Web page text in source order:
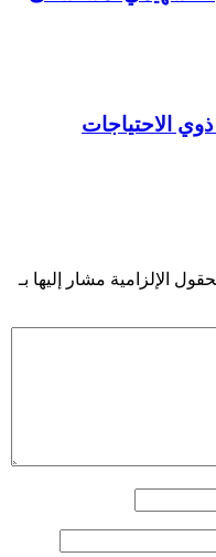
الاحتياجات
الإلزامية مشار إليها بـ